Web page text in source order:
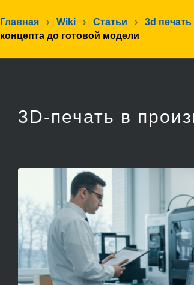
Главная › Wiki › Статьи › 3d печать
концепта до готовой модели
3D-печать в